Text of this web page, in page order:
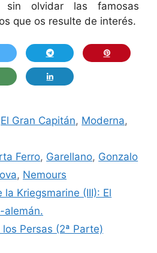
olvidar las famosas
que os resulte de interés.
El Gran Capitán, Moderna,
Ferro, Garellano, Gonzalo
, Nemours
la Kriegsmarine (III): El
alemán.
Persas (2ª Parte)